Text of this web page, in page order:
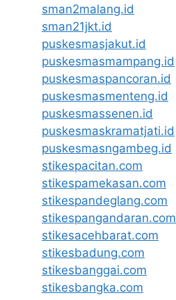
sman2malang.id
sman21jkt.id
puskesmasjakut.id
puskesmasmampang.id
puskesmaspancoran.id
puskesmasmenteng.id
puskesmassenen.id
puskesmaskramatjati.id
puskesmasngambeg.id
stikespacitan.com
stikespamekasan.com
stikespandeglang.com
stikespangandaran.com
stikesacehbarat.com
stikesbadung.com
stikesbanggai.com
stikesbangka.com